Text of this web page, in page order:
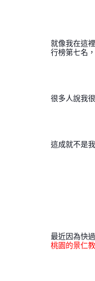
就像我在這
行榜第七名
很多人說我
這成就不是
最近因為快
桃園的景仁